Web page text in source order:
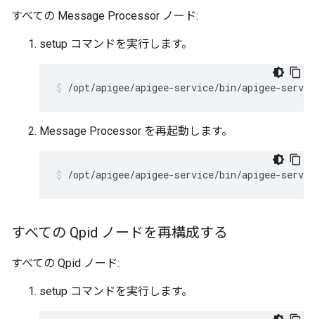
すべての Message Processor ノード:
setup コマンドを実行します。
/opt/apigee/apigee-service/bin/apigee-
Message Processor を再起動します。
/opt/apigee/apigee-service/bin/apigee-
すべての Qpid ノードを再構成する
すべての Qpid ノード:
setup コマンドを実行します。